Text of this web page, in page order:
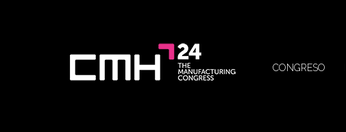
CONGRESO